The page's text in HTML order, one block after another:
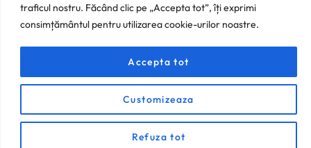
traficul nostru. Făcând clic pe „Accepta tot”, îți exprimi
consimțământul pentru utilizarea cookie-urilor noastre.
Customizeaza
Refuza tot
Accepta tot
Facebook